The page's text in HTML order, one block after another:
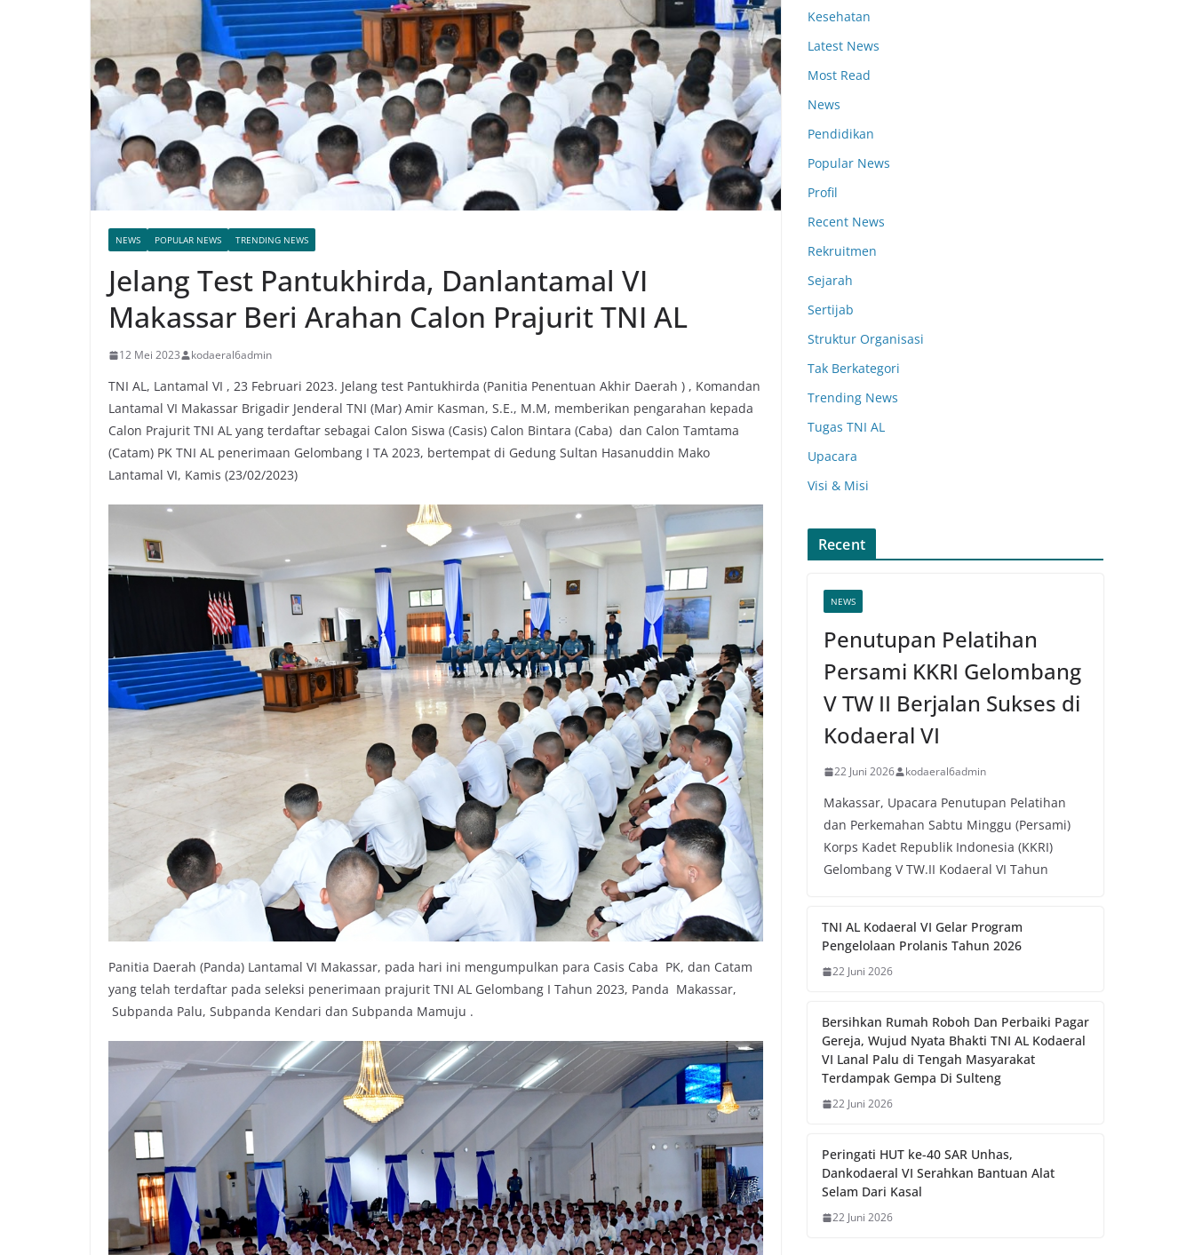
NEWS POPULAR NEWS TRENDING NEWS
Jelang Test Pantukhirda, Danlantamal VI
Makassar Beri Arahan Calon Prajurit TNI AL
12 Mei 2023 kodaeral6admin
TNI AL, Lantamal VI , 23 Februari 2023. Jelang test Pantukhirda (Panitia Penentuan Akhir Daerah ) , Komandan
Lantamal VI Makassar Brigadir Jenderal TNI (Mar) Amir Kasman, S.E., M.M, memberikan pengarahan kepada
Calon Prajurit TNI AL yang terdaftar sebagai Calon Siswa (Casis) Calon Bintara (Caba) dan Calon Tamtama
(Catam) PK TNI AL penerimaan Gelombang I TA 2023, bertempat di Gedung Sultan Hasanuddin Mako
Lantamal VI, Kamis (23/02/2023)
Panitia Daerah (Panda) Lantamal VI Makassar, pada hari ini mengumpulkan para Casis Caba PK, dan Catam
yang telah terdaftar pada seleksi penerimaan prajurit TNI AL Gelombang I Tahun 2023, Panda Makassar,
Subpanda Palu, Subpanda Kendari dan Subpanda Mamuju .
Kesehatan
Latest News
Most Read
News
Pendidikan
Popular News
Profil
Recent News
Rekruitmen
Sejarah
Sertijab
Struktur Organisasi
Tak Berkategori
Trending News
Tugas TNI AL
Upacara
Visi & Misi
Recent
NEWS
Penutupan Pelatihan
Persami KKRI Gelombang
V TW II Berjalan Sukses di
Kodaeral VI
22 Juni 2026 kodaeral6admin
Makassar, Upacara Penutupan Pelatihan
dan Perkemahan Sabtu Minggu (Persami)
Korps Kadet Republik Indonesia (KKRI)
Gelombang V TW.II Kodaeral VI Tahun
TNI AL Kodaeral VI Gelar Program
Pengelolaan Prolanis Tahun 2026
22 Juni 2026
Bersihkan Rumah Roboh Dan Perbaiki Pagar
Gereja, Wujud Nyata Bhakti TNI AL Kodaeral
VI Lanal Palu di Tengah Masyarakat
Terdampak Gempa Di Sulteng
22 Juni 2026
Peringati HUT ke-40 SAR Unhas,
Dankodaeral VI Serahkan Bantuan Alat
Selam Dari Kasal
22 Juni 2026